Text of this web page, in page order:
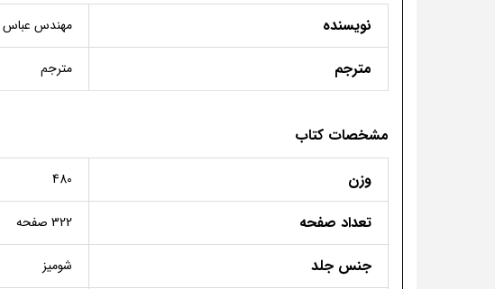
نویسنده
مهندس عباس
مترجم مترجم
مشخصات کتاب
وزن
480
تعداد صفحه 322 صفحه
جنس جلد شومیز